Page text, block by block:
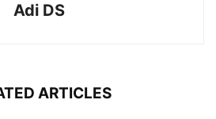
Adi DS
ARTICLES